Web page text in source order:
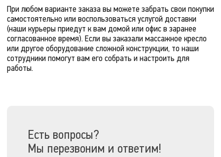
При любом варианте заказа вы можете забрать свои покупки
самостоятельно или воспользоваться услугой доставки
(наши курьеры приедут к вам домой или офис в заранее
согласованное время). Если вы заказали массажное кресло
или другое оборудование сложной конструкции, то наши
сотрудники помогут вам его собрать и настроить для
работы.
Есть вопросы?
Мы перезвоним и ответим!